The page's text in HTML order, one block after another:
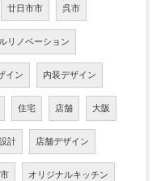
廿日市市 呉市
リノベーション
イン 内装デザイン
住宅 店舗 大阪
計 店舗デザイン
オリジナルキッチン